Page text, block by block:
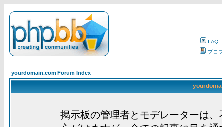
FAQ
プロ
yourdomain.com Forum Index
掲示板の管理者とモデレーターは